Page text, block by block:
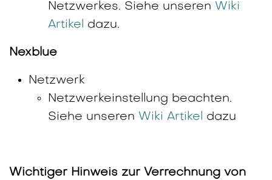
Netzwerkes. Siehe unseren Wiki
Artikel dazu.
Nexblue
Netzwerk
Netzwerkeinstellung beachten.
Siehe unseren Wiki Artikel dazu
Wichtiger Hinweis zur Verrechnung von